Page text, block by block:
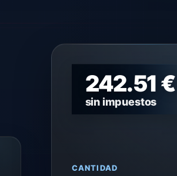
242.51 €
sin impuestos
CANTIDAD